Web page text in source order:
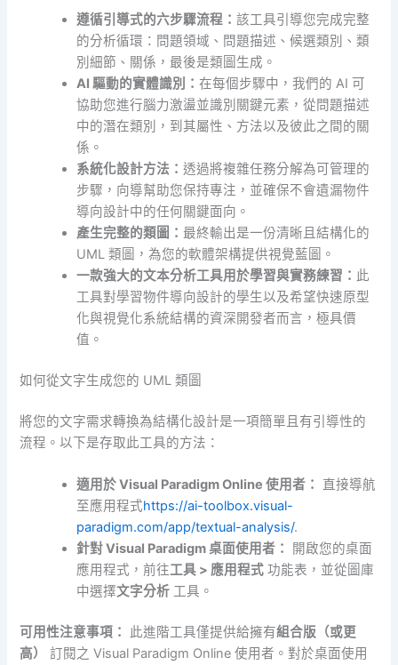
遵循引導式的六步驟流程：該工具引導您完成完整
的分析循環：問題領域、問題描述、候選類別、類
別細節、關係，最後是類圖生成。
AI 驅動的實體識別：在每個步驟中，我們的 AI 可
協助您進行腦力激盪並識別關鍵元素，從問題描述
中的潛在類別，到其屬性、方法以及彼此之間的關
係。
系統化設計方法：透過將複雜任務分解為可管理的
步驟，向導幫助您保持專注，並確保不會遺漏物件
導向設計中的任何關鍵面向。
產生完整的類圖： 最終輸出是一份清晰且結構化的
UML 類圖，為您的軟體架構提供視覺藍圖。
一款強大的文本分析工具用於學習與實務練習： 此
工具對學習物件導向設計的學生以及希望快速原型
化與視覺化系統結構的資深開發者而言，極具價
值。
如何從文字生成您的 UML 類圖
將您的文字需求轉換為結構化設計是一項簡單且有引導性的
流程。以下是存取此工具的方法：
適用於 Visual Paradigm Online 使用者：
直接導航
至應用程式https://ai-toolbox.visual-
paradigm.com/app/textual-analysis/.
針對 Visual Paradigm 桌面使用者：
開啟您的桌面
應用程式，前往工具 > 應用程式 功能表，並從圖庫
中選擇文字分析 工具。
可用性注意事項： 此進階工具僅提供給擁有組合版（或更
高）
訂閱之 Visual Paradigm Online 使用者。對於桌面使用